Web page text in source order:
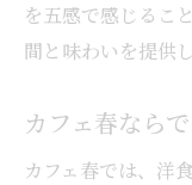
を五感で感じるこ
間と味わいを提供
カフェ春なら
カフェ春では、洋